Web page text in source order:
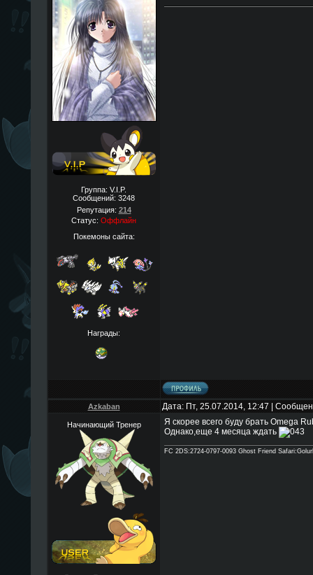
Группа: V.I.P.
Сообщений: 3248
Репутация: 214
Статус: Оффлайн
Покемоны сайта:
Награды:
Azkaban Дата: Пт, 25.07.2014, 12:47 |
Начинающий Тренер
Я скорее всего буду брать Omega
Однако,еще 4 месяца ждать
FC 2DS:2724-0797-0093 Ghost Friend